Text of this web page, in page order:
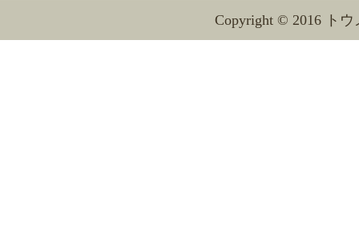
Copyright © 2016 ト